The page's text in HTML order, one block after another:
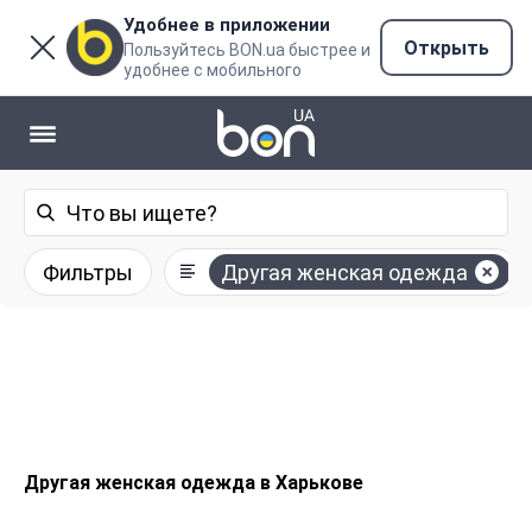
Удобнее в приложении
Пользуйтесь BON.ua быстрее и
удобнее с мобильного
Открыть
Фильтры Другая женская одежда
Другая женская одежда в Харькове